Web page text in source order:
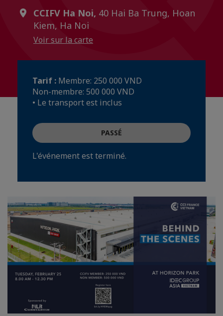
CCIFV Ha Noi, 40 Hai Ba Trung, Hoan
Kiem, Ha Noi
Voir sur la carte
Tarif : Membre: 250 000 VND
Non-membre: 500 000 VND
• Le transport est inclus
PASSÉ
L'événement est terminé.